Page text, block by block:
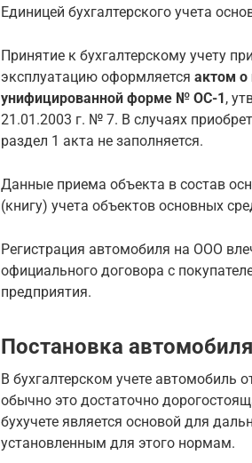
Единицей бухгалтерского учета
Принятие к бухгалтерскому учету
эксплуатацию оформляется актом о
унифицированной форме № ОС-1 ,
21.01.2003 г. № 7. В случаях
раздел 1 акта не заполняется.
Данные приема объекта в состав
(книгу) учета объектов основных
Регистрация автомобиля на ООО
официального договора с
предприятия.
Постановка
В бухгалтерском учете автомобиль
обычно это достаточно
бухучете является основой для
установленным для этого нормам.